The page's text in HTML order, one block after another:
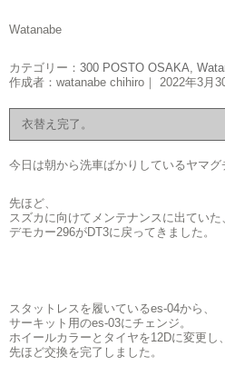
Watanabe
カテゴリー： 300 POSTO OSAKA,
作成者：watanabe chihiro｜ 2022年3月
衣替え完了。
今日は朝から洗車ばかりしているヤマグ
先ほど、
スズカに向けてメンテナンスに出ていた
デモカー296がDT3に戻ってきました。
スタットレスを履いているes-04から、
サーキット用のes-03にチェンジ。
ホイールカラーとタイヤを12Dに変更し、
先ほど交換を完了しました。